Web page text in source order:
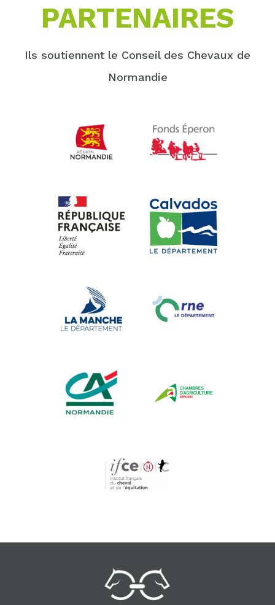
PARTENAIRES
Ils soutiennent le Conseil des Chevaux de
Normandie